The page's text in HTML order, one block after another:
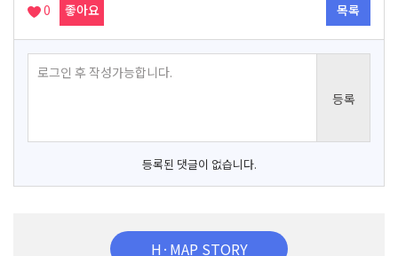
0 좋아요 목록
등록된 댓글이 없습니다.
H·MAP STORY